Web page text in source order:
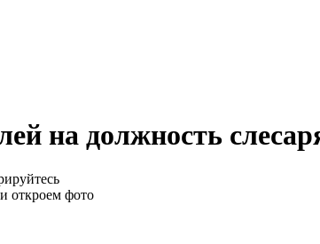
на должность
откроем фото